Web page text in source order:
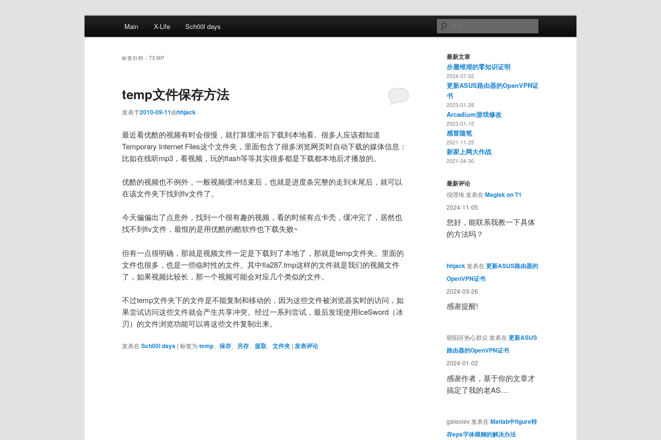
索
Main X-Life Sch00l days
标签归档： TEMP
temp文件保存方法
发表于2010-09-11由hhjack
最近看优酷的视频有时会很慢，就打算缓冲后下载到本地看。很多人应该都知道
Temporary Internet Files这个文件夹，里面包含了很多浏览网页时自动下载的媒体信息：
比如在线听mp3，看视频，玩的flash等等其实很多都是下载都本地后才播放的。
优酷的视频也不例外，一般视频缓冲结束后，也就是进度条完整的走到末尾后，就可以
在该文件夹下找到flv文件了。
今天偏偏出了点意外，找到一个很有趣的视频，看的时候有点卡壳，缓冲完了，居然也
找不到flv文件，最恨的是用优酷的i酷软件也下载失败~
但有一点很明确，那就是视频文件一定是下载到了本地了，那就是temp文件夹。里面的
文件也很多，也是一些临时性的文件。其中fla287.tmp这样的文件就是我们的视频文件
了，如果视频比较长，那一个视频可能会对应几个类似的文件。
不过temp文件夹下的文件是不能复制和移动的，因为这些文件被浏览器实时的访问，如
果尝试访问这些文件就会产生共享冲突。经过一系列尝试，最后发现使用IceSword（冰
刃）的文件浏览功能可以将这些文件复制出来。
发表在Sch00l days | 标签为 temp、 保存、 另存、 提取、 文件夹 | 发表评论
最新文章
步履维艰的零知识证明
2024-07-02
更新ASUS路由器的OpenVPN证
书
2023-01-28
Arcadium游戏修改
2023-01-15
感冒随笔
2021-11-25
新家上网大作战
2021-04-30
最新评论
倪理琦 发表在Magisk on T1
2024-11-05
您好，能联系我教一下具体
的方法吗？
hhjack 发表在更新ASUS路由器的
OpenVPN证书
2024-03-26
感谢提醒!
朝阳区热心群众 发表在更新ASUS
路由器的OpenVPN证书
2024-01-02
感谢作者，基于你的文章才
搞定了我的老AS…
galeolev 发表在Matlab中figure转
存eps字体模糊的解决办法